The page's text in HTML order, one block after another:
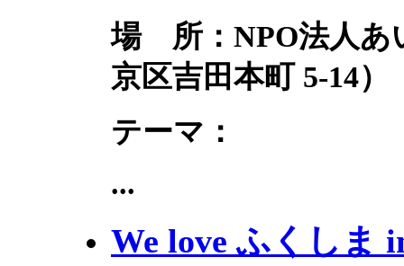
場 所：NPO法人あ
京区吉田本町 5-14）
テーマ：
...
We love ふくしま